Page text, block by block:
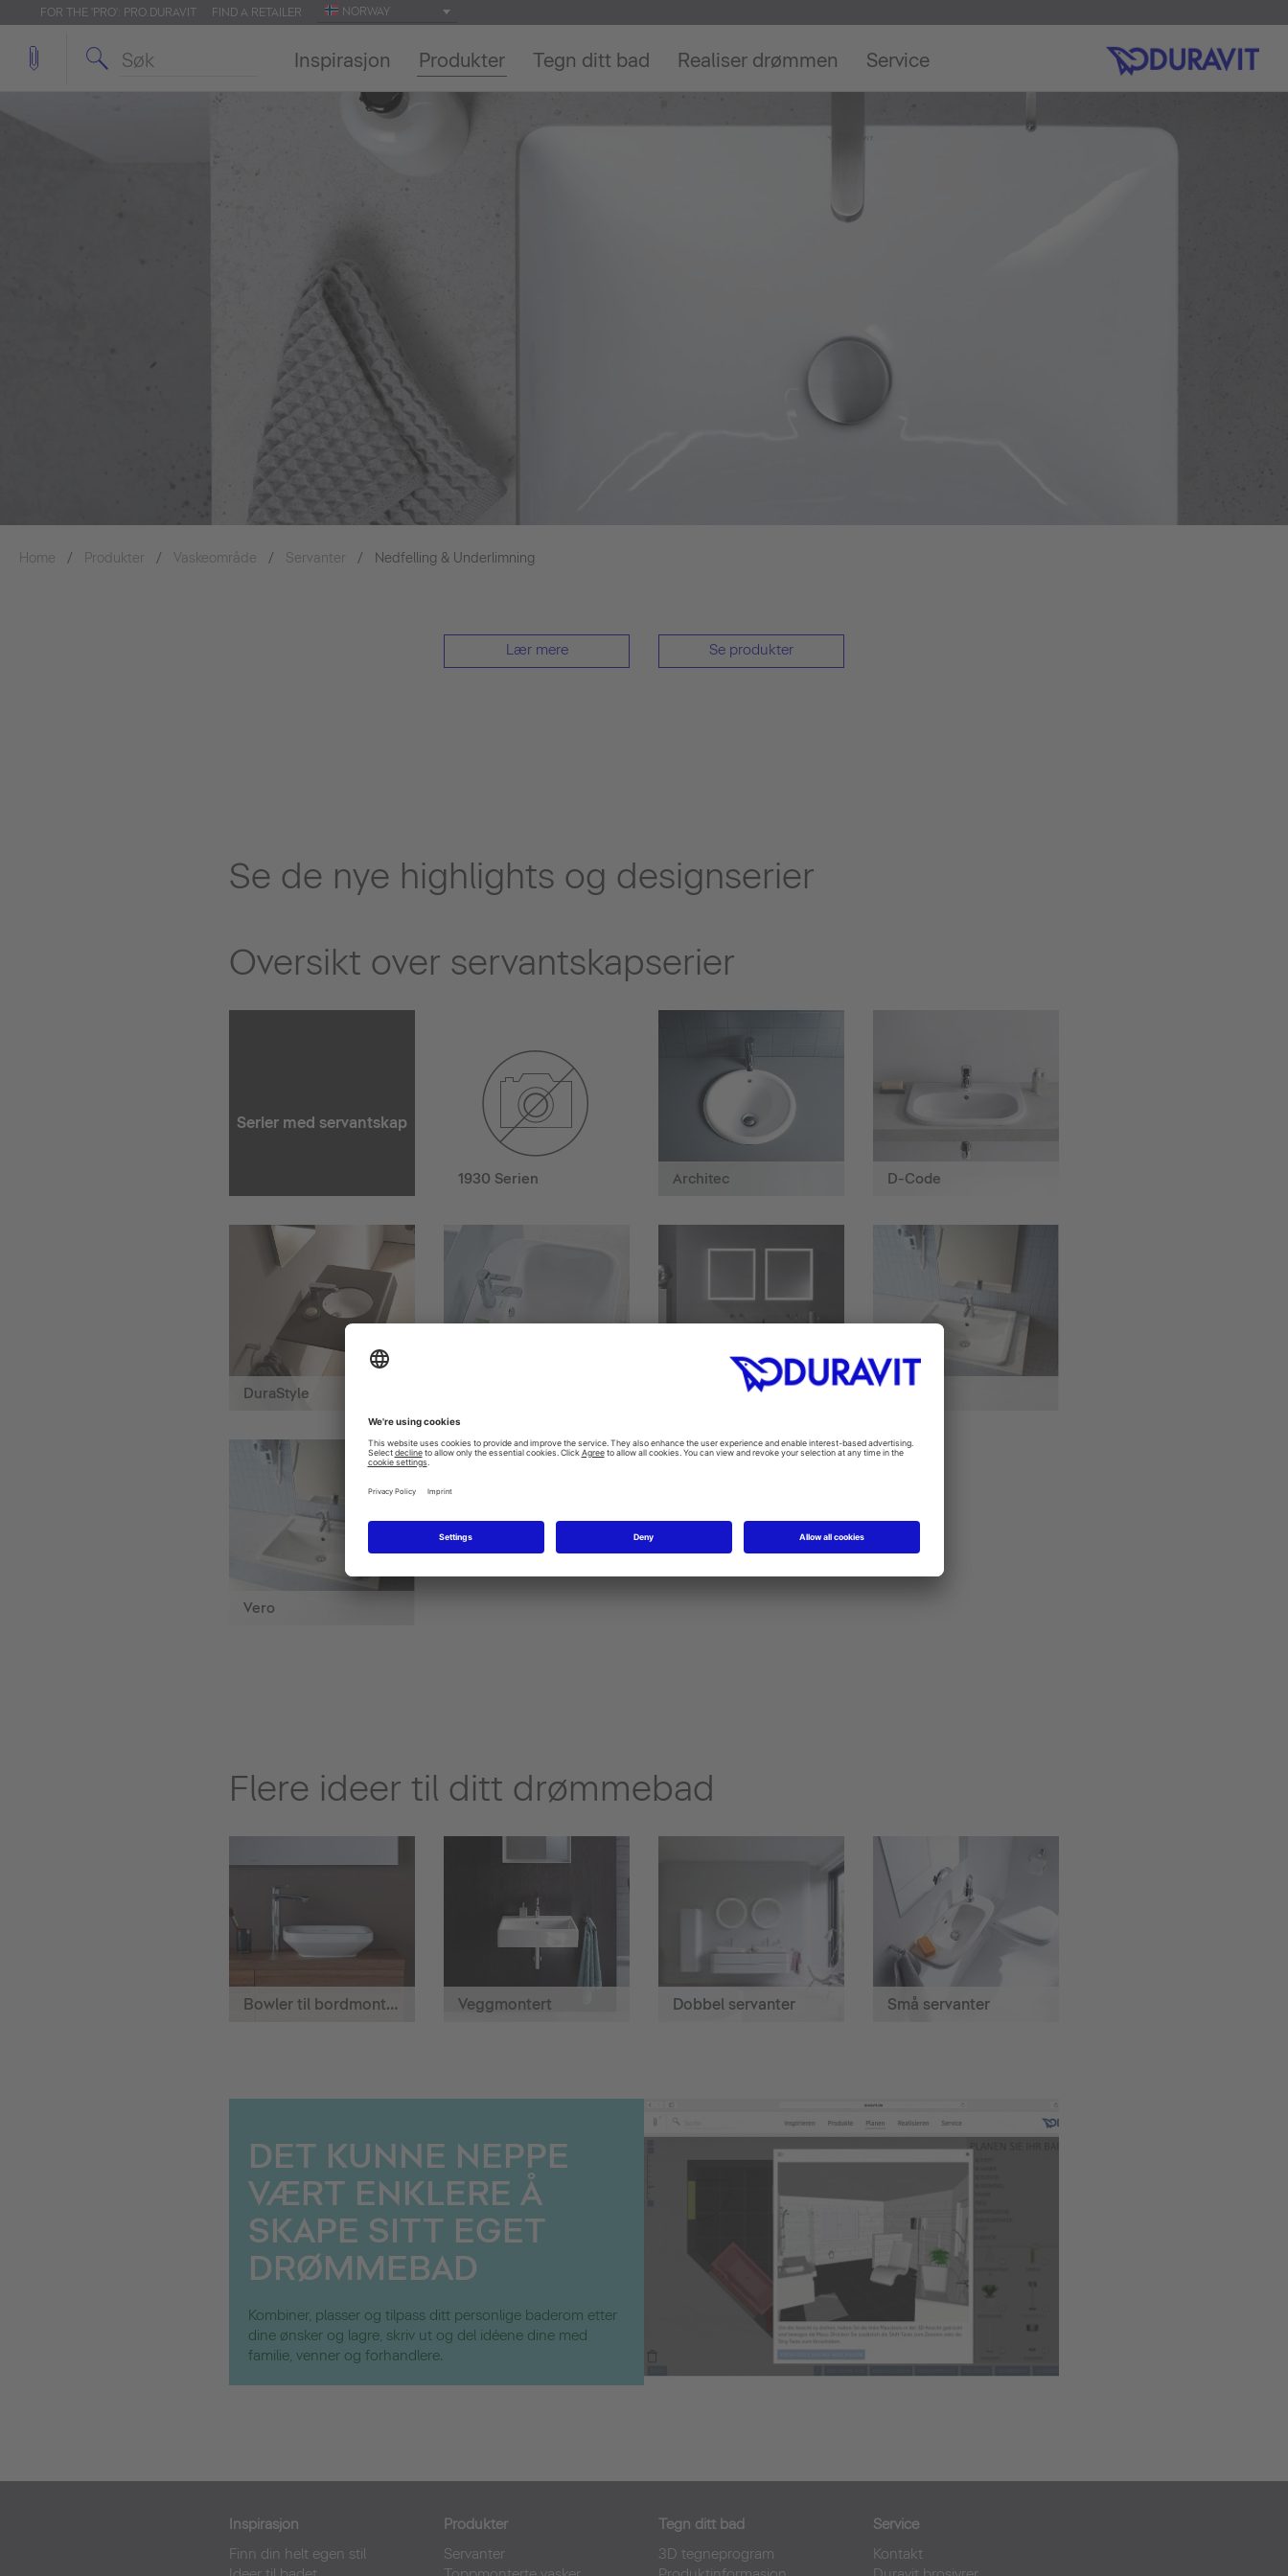
FOR THE 'PRO': PRO.DURAVIT FIND A RETAILER NORWAY
Inspirasjon Produkter Tegn ditt bad Realiser drømmen Service
Home Produkter Vaskeområde Servanter Nedfelling & Underlimning
Lær mere Se produkter
Se de nye highlights og designserier
Oversikt over servantskapserier
Serier med servantskap
1930 Serien Architec D-Code
DuraStyle ME by Starck
Vero
Flere ideer til ditt drømmebad
Bowler til bordmontering Veggmontert Dobbel servanter Små servanter
DET KUNNE NEPPE
VÆRT ENKLERE Å
SKAPE SITT EGET
DRØMMEBAD
Kombiner, plasser og tilpass ditt personlige baderom etter
dine ønsker og lagre, skriv ut og del idéene dine med
familie, venner og forhandlere.
Inspirasjon
Finn din helt egen stil
Produkter
Servanter
Tegn ditt bad
3D tegneprogram
Service
Kontakt